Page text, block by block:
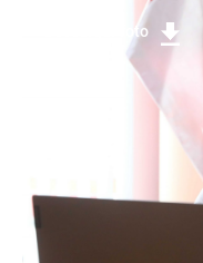
Descargar foto